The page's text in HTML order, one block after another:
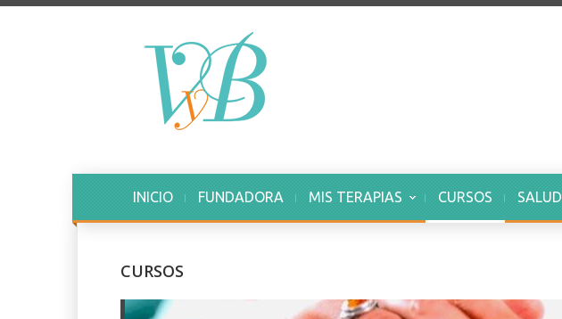
INICIO FUNDADORA MIS TERAPIAS CURSOS SALUD
CURSOS